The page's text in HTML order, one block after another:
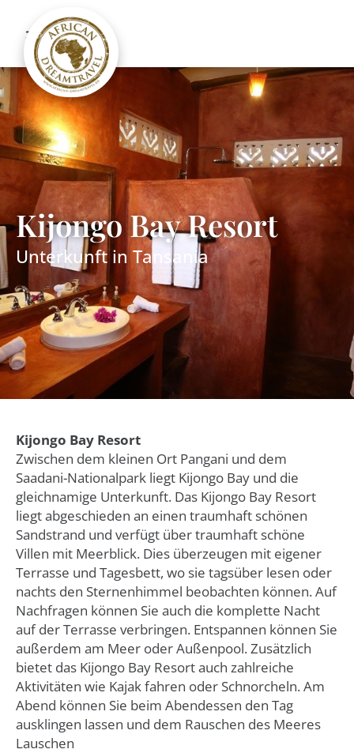
Kijongo Bay Resort
Unterkunft in Tansania
Kijongo Bay Resort
Zwischen dem kleinen Ort Pangani und dem
Saadani-Nationalpark liegt Kijongo Bay und die
gleichnamige Unterkunft. Das Kijongo Bay Resort
liegt abgeschieden an einen traumhaft schönen
Sandstrand und verfügt über traumhaft schöne
Villen mit Meerblick. Dies überzeugen mit eigener
Terrasse und Tagesbett, wo sie tagsüber lesen oder
nachts den Sternenhimmel beobachten können. Auf
Nachfragen können Sie auch die komplette Nacht
auf der Terrasse verbringen. Entspannen können Sie
außerdem am Meer oder Außenpool. Zusätzlich
bietet das Kijongo Bay Resort auch zahlreiche
Aktivitäten wie Kajak fahren oder Schnorcheln. Am
Abend können Sie beim Abendessen den Tag
ausklingen lassen und dem Rauschen des Meeres
Lauschen